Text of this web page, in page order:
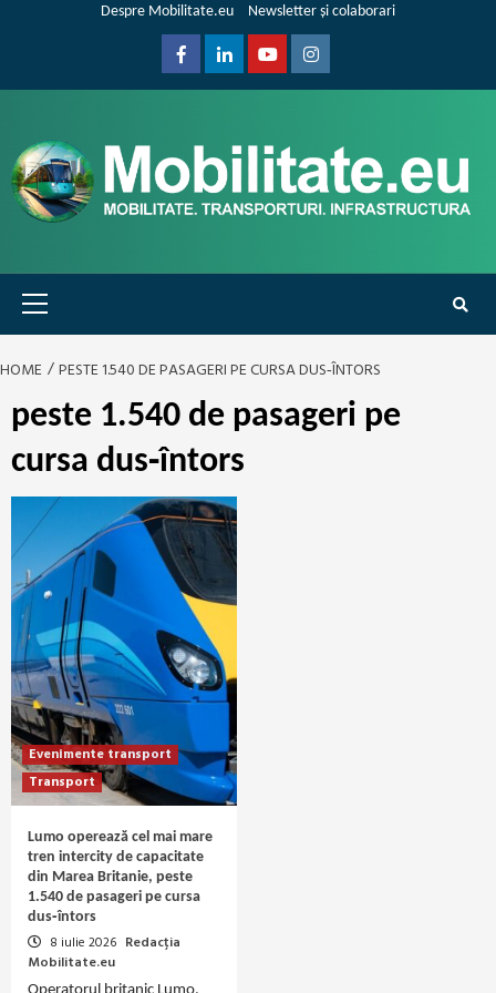
Despre Mobilitate.eu Newsletter și colaborari
FacebookLinkedinYoutubeInstagram
Primary
Menu
HOME PESTE 1.540 DE PASAGERI PE CURSA DUS‑ÎNTORS
peste 1.540 de pasageri pe
cursa dus‑întors
Evenimente transport
Transport
Lumo operează cel mai mare
tren intercity de capacitate
din Marea Britanie, peste
1.540 de pasageri pe cursa
dus‑întors
8 iulie 2026 Redacția
Mobilitate.eu